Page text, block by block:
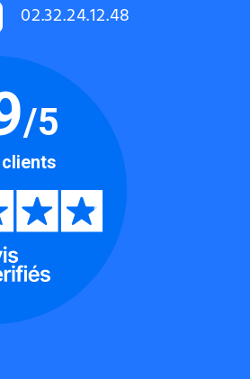
02.32.24.12.48